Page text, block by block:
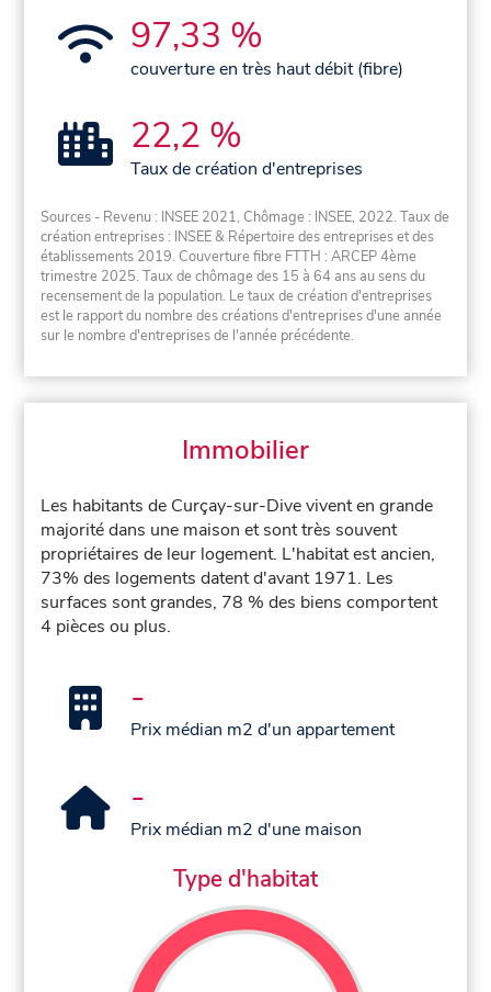
97,33 %
couverture en très haut débit (fibre)
22,2 %
Taux de création d'entreprises
Sources - Revenu : INSEE 2021, Chômage : INSEE, 2022. Taux de
création entreprises : INSEE & Répertoire des entreprises et des
établissements 2019. Couverture fibre FTTH : ARCEP 4ème
trimestre 2025. Taux de chômage des 15 à 64 ans au sens du
recensement de la population. Le taux de création d'entreprises
est le rapport du nombre des créations d'entreprises d'une année
sur le nombre d'entreprises de l'année précédente.
Immobilier
Les habitants de Curçay-sur-Dive vivent en grande
majorité dans une maison et sont très souvent
propriétaires de leur logement. L'habitat est ancien,
73% des logements datent d'avant 1971. Les
surfaces sont grandes, 78 % des biens comportent
4 pièces ou plus.
-
Prix médian m2 d'un appartement
-
Prix médian m2 d'une maison
Type d'habitat